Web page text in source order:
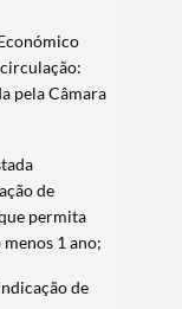
pela Câmara
de
permita
1 ano;
de